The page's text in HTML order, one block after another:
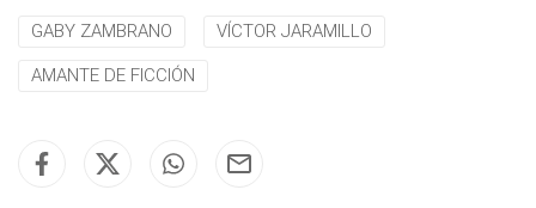
GABY ZAMBRANO VÍCTOR JARAMILLO
AMANTE DE FICCIÓN